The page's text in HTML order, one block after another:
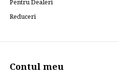
Pentru Dealeri
Reduceri
Contul meu